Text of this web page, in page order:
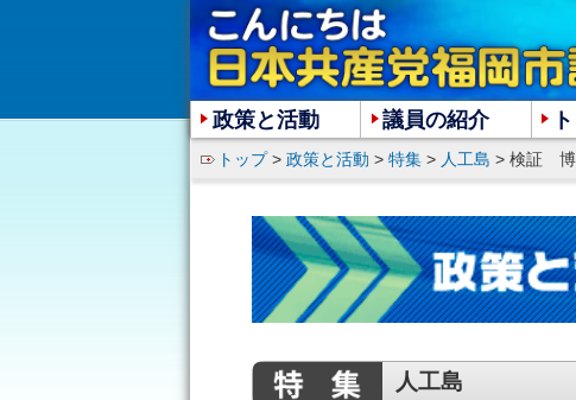
トップ> 政策と活動 > 特集 > 人工島 > 検証 博
人工島
政策と活動 議員の紹介